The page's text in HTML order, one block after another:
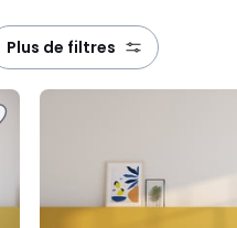
plus de filtres